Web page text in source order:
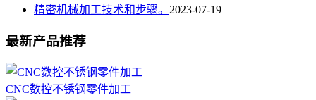
精密机械加工技术和步骤。 2023-07-19
最新产品推荐
CNC数控不锈钢零件加工